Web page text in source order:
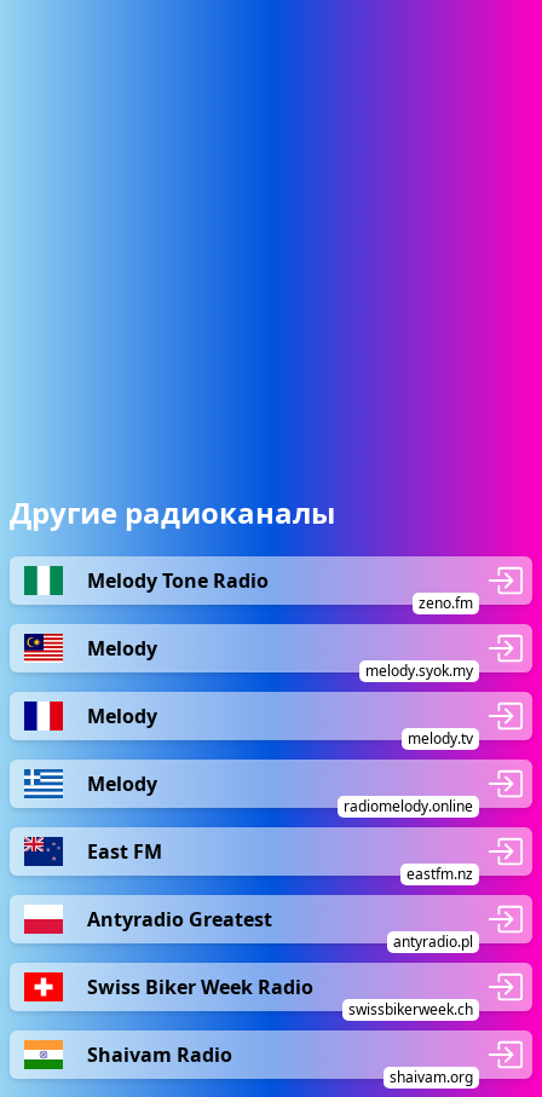
Другие радиоканалы
Melody Tone Radio
zeno.fm
Melody
melody.syok.my
Melody
melody.tv
Melody
radiomelody.online
East FM
eastfm.nz
Antyradio Greatest
antyradio.pl
Swiss Biker Week Radio
swissbikerweek.ch
Shaivam Radio
shaivam.org